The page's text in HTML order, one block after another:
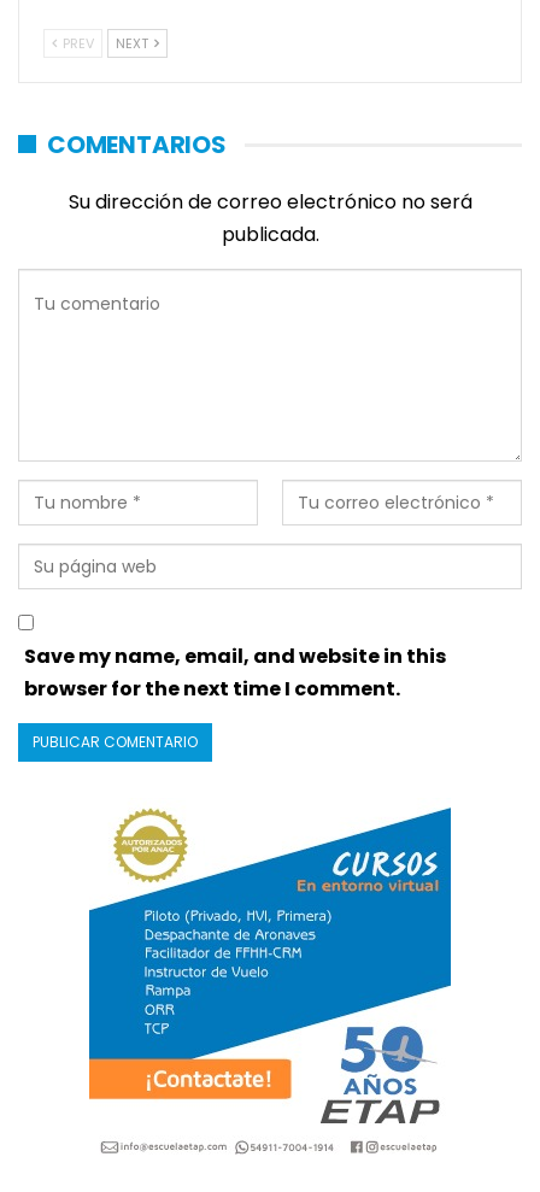
PREV NEXT
COMENTARIOS
Su dirección de correo electrónico no será
publicada.
Save my name, email, and website in this
browser for the next time I comment.